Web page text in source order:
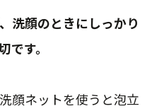
洗顔のときにしっかり
です。
顔ネットを使うと泡立